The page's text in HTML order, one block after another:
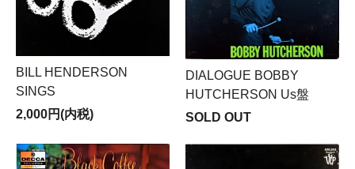
BILL HENDERSON
SINGS
2,000円(内税)
DIALOGUE BOBBY
HUTCHERSON Us盤
SOLD OUT